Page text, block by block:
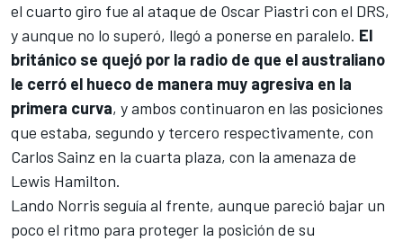
el cuarto giro fue al ataque de Oscar Piastri con el DRS,
y aunque no lo superó, llegó a ponerse en paralelo. El
británico se quejó por la radio de que el australiano
le cerró el hueco de manera muy agresiva en la
primera curva, y ambos continuaron en las posiciones
que estaba, segundo y tercero respectivamente, con
Carlos Sainz en la cuarta plaza, con la amenaza de
Lewis Hamilton.
Lando Norris seguía al frente, aunque pareció bajar un
poco el ritmo para proteger la posición de su